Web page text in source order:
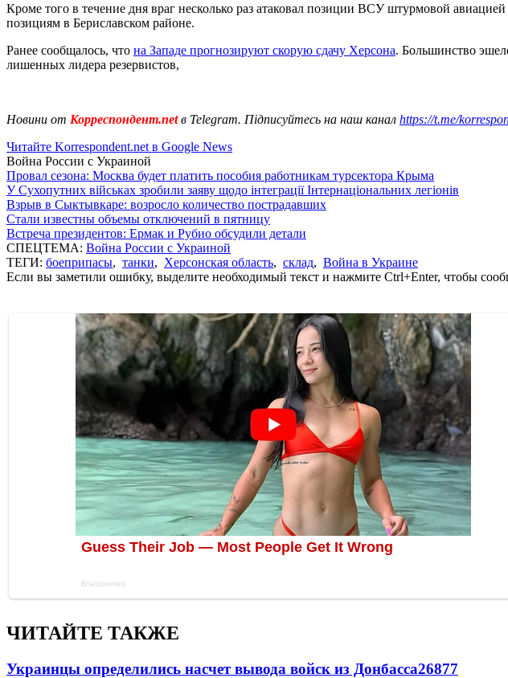
Кроме того в течение дня враг несколько раз атаковал позиции ВСУ штурмовой
позициям в Бериславском районе.
Ранее сообщалось, что на Западе прогнозируют скорую сдачу Херсона. Большинство
лишенных лидера резервистов,
Новини от Корреспондент.netв Telegram. Підписуйтесь на наш канал https://t.me/
Читайте Korrespondent.net в Google News
Война России с Украиной
Провал сезона: Москва будет платить пособия работникам турсектора Крыма
У Сухопутних військах зробили заяву щодо інтеграції Інтернаціональних легіонів
Взрыв в Сыктывкаре: возросло количество пострадавших
Стали известны объемы отключений в пятницу
Встреча президентов: Ермак и Рубио обсудили детали
СПЕЦТЕМА: Война России с Украиной
ТЕГИ: боеприпасы, танки, Херсонская область, склад, Война в Украине
Если вы заметили ошибку, выделите необходимый текст и нажмите Ctrl+Enter, чтобы
ЧИТАЙТЕ ТАКЖЕ
Украинцы определились насчет вывода войск из Донбасса26877